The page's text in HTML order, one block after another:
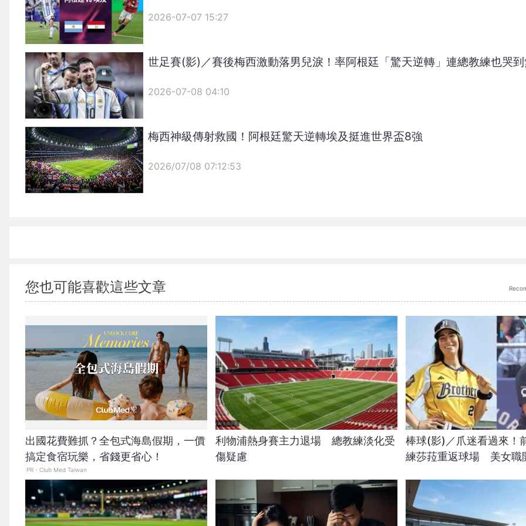
2026-07-07 15:27
世足賽(影)／賽後梅西激動落男兒淚！率阿根廷「驚天逆轉」連總教練也哭
2026-07-08 04:10
梅西神級傳射救國！阿根廷驚天逆轉埃及挺進世界盃8強
2026/07/08 07:12:53
您也可能喜歡這些文章
出國花費難抓？全包式海島假期，一價
搞定食宿玩樂，省錢更省心！
PR・Club Med Taiwan
利物浦熱身賽主力退場 總教練淡化受
傷疑慮
棒球(影)／爪迷看過來！
練莎菈重返球場 美女職